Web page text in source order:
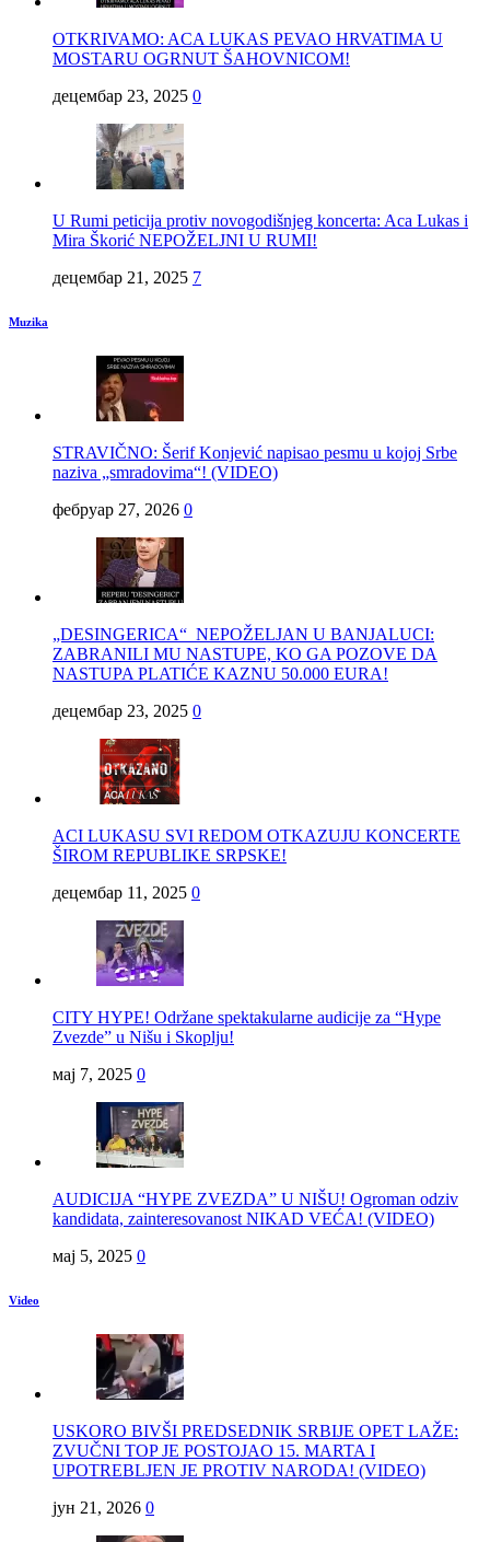
OTKRIVAMO: ACA LUKAS PEVAO HRVATIMA U
MOSTARU OGRNUT ŠAHOVNICOM!
децембар 23, 2025 0
U Rumi peticija protiv novogodišnjeg koncerta: Aca Lukas i
Mira Škorić NEPOŽELJNI U RUMI!
децембар 21, 2025 7
Muzika
STRAVIČNO: Šerif Konjević napisao pesmu u kojoj Srbe
naziva „smradovima“! (VIDEO)
фебруар 27, 2026 0
„DESINGERICA“ NEPOŽELJAN U BANJALUCI:
ZABRANILI MU NASTUPE, KO GA POZOVE DA
NASTUPA PLATIĆE KAZNU 50.000 EURA!
децембар 23, 2025 0
ACI LUKASU SVI REDOM OTKAZUJU KONCERTE
ŠIROM REPUBLIKE SRPSKE!
децембар 11, 2025 0
CITY HYPE! Održane spektakularne audicije za “Hype
Zvezde” u Nišu i Skoplju!
мај 7, 2025 0
AUDICIJA “HYPE ZVEZDA” U NIŠU! Ogroman odziv
kandidata, zainteresovanost NIKAD VEĆA! (VIDEO)
мај 5, 2025 0
Video
USKORO BIVŠI PREDSEDNIK SRBIJE OPET LAŽE:
ZVUČNI TOP JE POSTOJAO 15. MARTA I
UPOTREBLJEN JE PROTIV NARODA! (VIDEO)
јун 21, 2026 0